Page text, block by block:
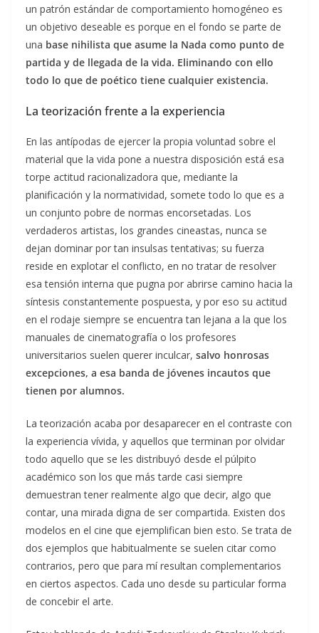
un patrón estándar de comportamiento homogéneo es
un objetivo deseable es porque en el fondo se parte de
una base nihilista que asume la Nada como punto de
partida y de llegada de la vida. Eliminando con ello
todo lo que de poético tiene cualquier existencia.
La teorización frente a la experiencia
En las antípodas de ejercer la propia voluntad sobre el
material que la vida pone a nuestra disposición está esa
torpe actitud racionalizadora que, mediante la
planificación y la normatividad, somete todo lo que es a
un conjunto pobre de normas encorsetadas. Los
verdaderos artistas, los grandes cineastas, nunca se
dejan dominar por tan insulsas tentativas; su fuerza
reside en explotar el conflicto, en no tratar de resolver
esa tensión interna que pugna por abrirse camino hacia la
síntesis constantemente pospuesta, y por eso su actitud
en el rodaje siempre se encuentra tan lejana a la que los
manuales de cinematografía o los profesores
universitarios suelen querer inculcar, salvo honrosas
excepciones, a esa banda de jóvenes incautos que
tienen por alumnos.
La teorización acaba por desaparecer en el contraste con
la experiencia vívida, y aquellos que terminan por olvidar
todo aquello que se les distribuyó desde el púlpito
académico son los que más tarde casi siempre
demuestran tener realmente algo que decir, algo que
contar, una mirada digna de ser compartida. Existen dos
modelos en el cine que ejemplifican bien esto. Se trata de
dos ejemplos que habitualmente se suelen citar como
contrarios, pero que para mí resultan complementarios
en ciertos aspectos. Cada uno desde su particular forma
de concebir el arte.